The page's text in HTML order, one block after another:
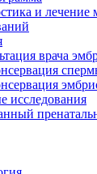
и лечение
врача
исследования